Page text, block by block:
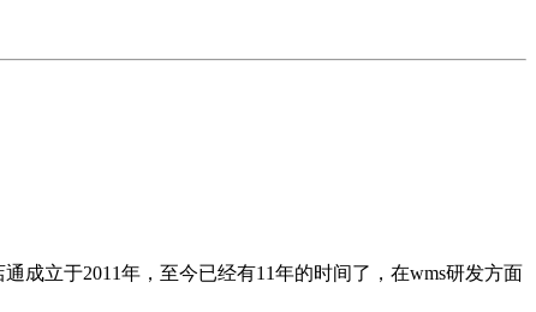
成立于2011年，至今已经有11年的时间了，在wms研发方面